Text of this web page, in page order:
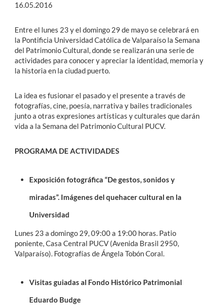
16.05.2016
Entre el lunes 23 y el domingo 29 de mayo se celebrará en
la Pontificia Universidad Católica de Valparaíso la Semana
del Patrimonio Cultural, donde se realizarán una serie de
actividades para conocer y apreciar la identidad, memoria y
la historia en la ciudad puerto.
La idea es fusionarel pasado y el presente a través de
fotografías, cine, poesía, narrativa y bailes tradicionales
junto a otras expresiones artísticas y culturales que darán
vida a la Semana del Patrimonio Cultural PUCV.
PROGRAMA DE ACTIVIDADES
Exposición fotográfica “De gestos, sonidos y
miradas”. Imágenes del quehacer cultural en la
Universidad
Lunes 23 a domingo 29, 09:00 a 19:00 horas. Patio
poniente, Casa Central PUCV (Avenida Brasil 2950,
Valparaíso). Fotografías de Ángela Tobón Coral.
Visitas guiadas al Fondo Histórico Patrimonial
Eduardo Budge